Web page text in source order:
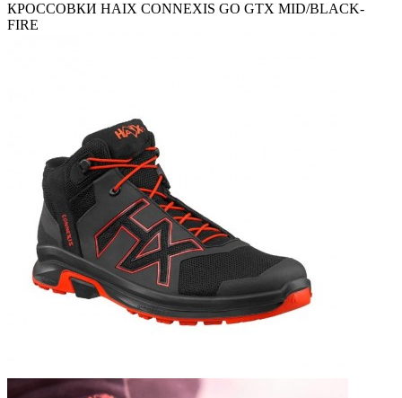
КРОССОВКИ HAIX CONNEXIS GO GTX MID/BLACK-
FIRE